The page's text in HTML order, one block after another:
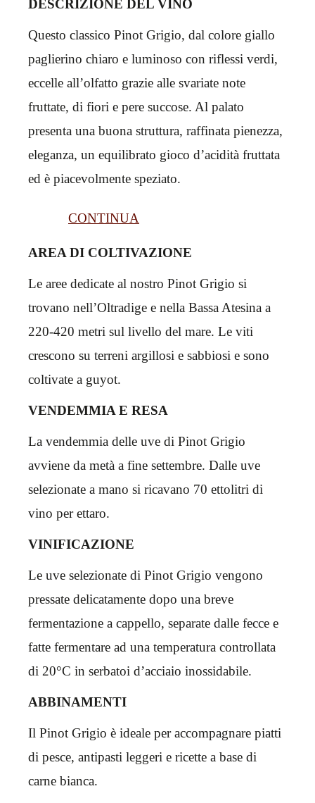
DESCRIZIONE DEL VINO
Questo classico Pinot Grigio, dal colore giallo
paglierino chiaro e luminoso con riflessi verdi,
eccelle all’olfatto grazie alle svariate note
fruttate, di fiori e pere succose. Al palato
presenta una buona struttura, raffinata pienezza,
eleganza, un equilibrato gioco d’acidità fruttata
ed è piacevolmente speziato.
CONTINUA
AREA DI COLTIVAZIONE
Le aree dedicate al nostro Pinot Grigio si
trovano nell’Oltradige e nella Bassa Atesina a
220-420 metri sul livello del mare. Le viti
crescono su terreni argillosi e sabbiosi e sono
coltivate a guyot.
VENDEMMIA E RESA
La vendemmia delle uve di Pinot Grigio
avviene da metà a fine settembre. Dalle uve
selezionate a mano si ricavano 70 ettolitri di
vino per ettaro.
VINIFICAZIONE
Le uve selezionate di Pinot Grigio vengono
pressate delicatamente dopo una breve
fermentazione a cappello, separate dalle fecce e
fatte fermentare ad una temperatura controllata
di 20°C in serbatoi d’acciaio inossidabile.
ABBINAMENTI
Il Pinot Grigio è ideale per accompagnare piatti
di pesce, antipasti leggeri e ricette a base di
carne bianca.